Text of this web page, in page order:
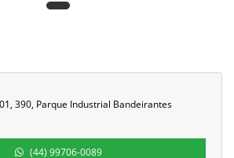
390, Parque Industrial Bandeirantes
(44) 99706-0089